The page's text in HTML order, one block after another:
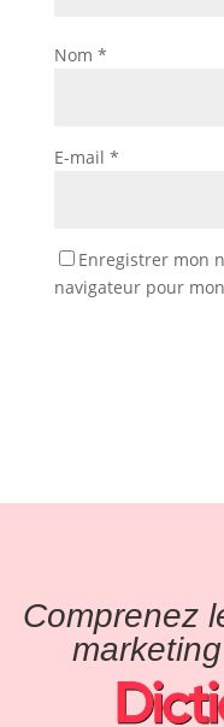
Nom *
E-mail *
Enregistrer mon
navigateur pour
Comprenez